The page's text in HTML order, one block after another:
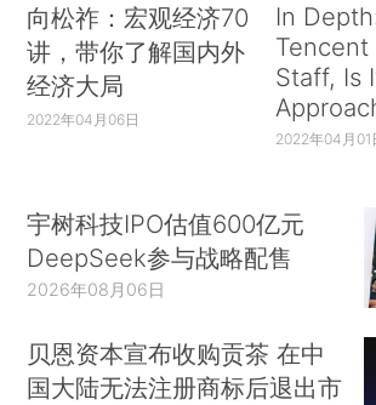
向松祚：宏观经济70
讲，带你了解国内外
经济大局
2022年04月06日
In
Tencent
Staff, Is
2022年04月01
宇树科技IPO估值600亿元
DeepSeek参与战略配售
2026年08月06日
贝恩资本宣布收购贡茶 在中
国大陆无法注册商标后退出市